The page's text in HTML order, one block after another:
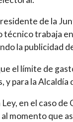
de la
técnico trabaja
la publicidad
el límite de
y para la
en el caso
al momento que